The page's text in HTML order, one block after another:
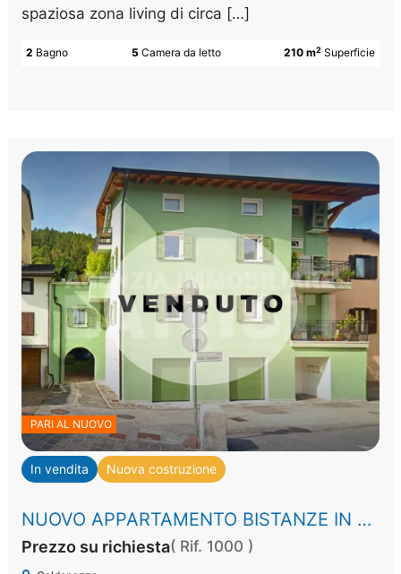
spaziosa zona living di circa […]
210 m2 Superficie
5 Camera da letto
2 Bagno
PARI AL NUOVO
In vendita Nuova costruzione
NUOVO APPARTAMENTO BISTANZE IN CLASSE A+
Prezzo su richiesta( Rif. 1000 )